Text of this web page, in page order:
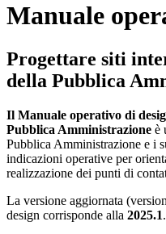
Manuale
Progettare siti
della Pubblica
Il Manuale operativo di
Pubblica Amministrazione è
Pubblica Amministrazione e i
indicazioni operative per
realizzazione dei punti di
La versione aggiornata
design corrisponde alla 2025.1.